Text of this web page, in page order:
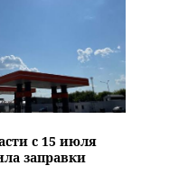
с 15 июля
заправки